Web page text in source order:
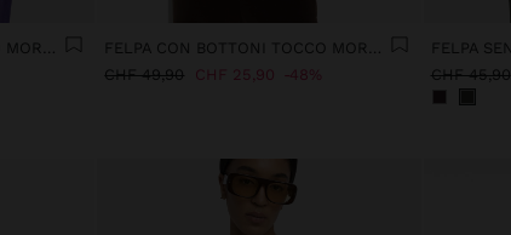
CHF 49,90 CHF 25,90 48% CHF 45,90